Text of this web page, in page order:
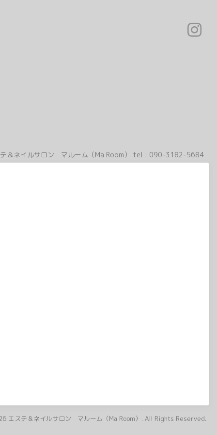
＆ネイルサロン マルーム（Ma Room） tel : 090-3182-5684
エステ＆ネイルサロン マルーム（Ma Room） . All Rights Reserved.